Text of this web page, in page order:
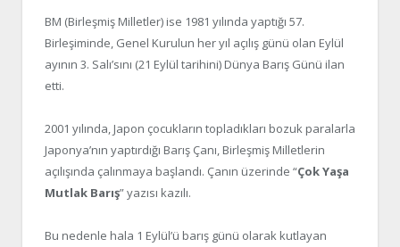
BM (Birleşmiş Milletler) ise 1981 yılında yaptığı 57.
Birleşiminde, Genel Kurulun her yıl açılış günü olan Eylül
ayının 3. Salı’sını (21 Eylül tarihini) Dünya Barış Günü ilan
etti.
2001 yılında, Japon çocukların topladıkları bozuk paralarla
Japonya’nın yaptırdığı Barış Çanı, Birleşmiş Milletlerin
açılışında çalınmaya başlandı. Çanın üzerinde “Çok Yaşa
Mutlak Barış” yazısı kazılı.
Bu nedenle hala 1 Eylül’ü barış günü olarak kutlayan